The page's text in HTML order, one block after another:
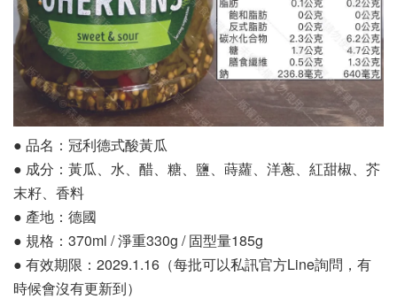
● 品名：冠利德式酸黃瓜
● 成分：黃瓜、水、醋、糖、鹽、蒔蘿、洋蔥、紅甜椒、芥
末籽、香料
● 產地：德國
● 規格：370ml / 淨重330g / 固型量185g
● 有效期限：2029.1.16（每批可以私訊官方Line詢問，有
時候會沒有更新到）